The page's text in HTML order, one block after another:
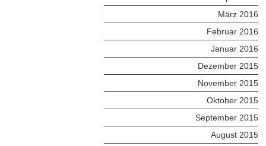
März 2016
Februar 2016
Januar 2016
Dezember 2015
November 2015
Oktober 2015
September 2015
August 2015